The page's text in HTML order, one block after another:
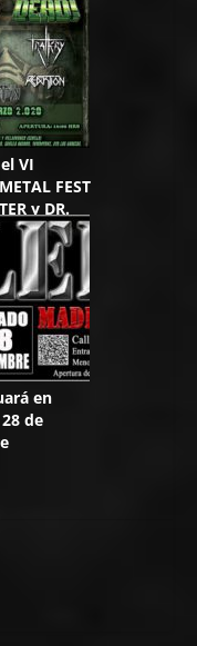
VI
FEST
y DR.
a la
en
de